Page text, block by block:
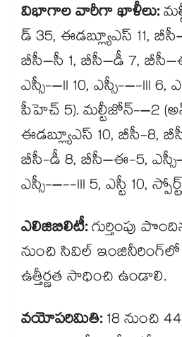
విభాగాల వారీగా ఖాళీలు:
డ్ 35, ఈడబ్ల్యూఎస్ 11,
బీసీ–సీ 1, బీసీ–డీ 7,
ఎస్సీ-–II 10, ఎస్సీ-–-III 6,
పీహెచ్ 5). మల్టీజోన్-–2
ఈడబ్ల్యూఎస్ 10, బీసీ-8,
బీసీ-డీ 8, బీసీ–ఈ-5,
ఎస్సీ-–--III 5, ఎస్టీ 10,
ఎలిజిబిలిటీ:గుర్తింపు
నుంచి సివిల్ ఇంజినీరింగ్​లో
ఉత్తీర్ణత సాధించి ఉండాలి.
వయోపరిమితి:18 నుంచి